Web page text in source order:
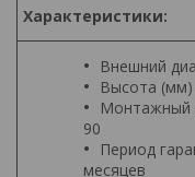
Характеристики:
Внешний
Высота (мм)
Монтажный
90
Период
месяцев